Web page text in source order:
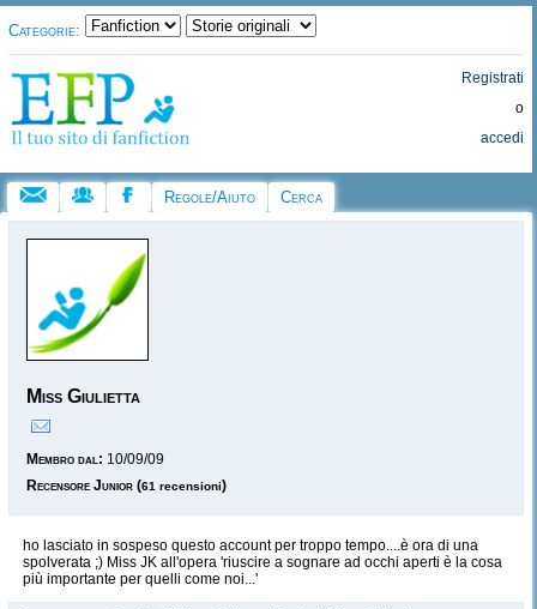
Categorie:
Registrati
o
accedi
Regole/Aiuto Cerca
Miss Giulietta
Membro dal: 10/09/09
Recensore Junior (61 recensioni)
ho lasciato in sospeso questo account per troppo tempo....è ora di una
spolverata ;) Miss JK all'opera 'riuscire a sognare ad occhi aperti è la cosa
più importante per quelli come noi...'